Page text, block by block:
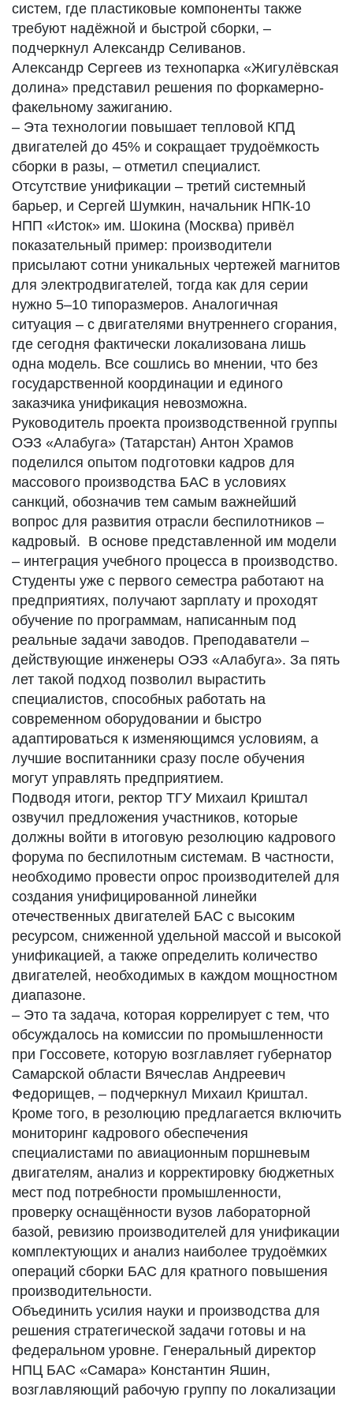
систем, где пластиковые компоненты также
требуют надёжной и быстрой сборки, –
подчеркнул Александр Селиванов.
Александр Сергеев из технопарка «Жигулёвская
долина» представил решения по форкамерно-
факельному зажиганию.
– Эта технологии повышает тепловой КПД
двигателей до 45% и сокращает трудоёмкость
сборки в разы, – отметил специалист.
Отсутствие унификации – третий системный
барьер, и Сергей Шумкин, начальник НПК-10
НПП «Исток» им. Шокина (Москва) привёл
показательный пример: производители
присылают сотни уникальных чертежей магнитов
для электродвигателей, тогда как для серии
нужно 5–10 типоразмеров. Аналогичная
ситуация – с двигателями внутреннего сгорания,
где сегодня фактически локализована лишь
одна модель. Все сошлись во мнении, что без
государственной координации и единого
заказчика унификация невозможна.
Руководитель проекта производственной группы
ОЭЗ «Алабуга» (Татарстан) Антон Храмов
поделился опытом подготовки кадров для
массового производства БАС в условиях
санкций, обозначив тем самым важнейший
вопрос для развития отрасли беспилотников –
кадровый. В основе представленной им модели
– интеграция учебного процесса в производство.
Студенты уже с первого семестра работают на
предприятиях, получают зарплату и проходят
обучение по программам, написанным под
реальные задачи заводов. Преподаватели –
действующие инженеры ОЭЗ «Алабуга». За пять
лет такой подход позволил вырастить
специалистов, способных работать на
современном оборудовании и быстро
адаптироваться к изменяющимся условиям, а
лучшие воспитанники сразу после обучения
могут управлять предприятием.
Подводя итоги, ректор ТГУ Михаил Криштал
озвучил предложения участников, которые
должны войти в итоговую резолюцию кадрового
форума по беспилотным системам. В частности,
необходимо провести опрос производителей для
создания унифицированной линейки
отечественных двигателей БАС с высоким
ресурсом, сниженной удельной массой и высокой
унификацией, а также определить количество
двигателей, необходимых в каждом мощностном
диапазоне.
– Это та задача, которая коррелирует с тем, что
обсуждалось на комиссии по промышленности
при Госсовете, которую возглавляет губернатор
Самарской области Вячеслав Андреевич
Федорищев, – подчеркнул Михаил Криштал.
Кроме того, в резолюцию предлагается включить
мониторинг кадрового обеспечения
специалистами по авиационным поршневым
двигателям, анализ и корректировку бюджетных
мест под потребности промышленности,
проверку оснащённости вузов лабораторной
базой, ревизию производителей для унификации
комплектующих и анализ наиболее трудоёмких
операций сборки БАС для кратного повышения
производительности.
Объединить усилия науки и производства для
решения стратегической задачи готовы и на
федеральном уровне. Генеральный директор
НПЦ БАС «Самара» Константин Яшин,
возглавляющий рабочую группу по локализации